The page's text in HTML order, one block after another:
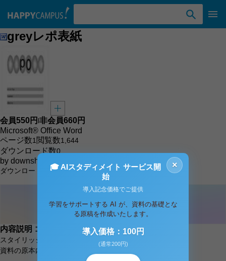
greyレポ表紙
会員550円 l非会員660円
Microsoft® Office Word
ページ数1 閲覧数1,644
ダウンロード数0
by downshop
ダウンロード カート
内容説明 コメント（0件）
スタイリッシュなモノトーンの表紙です。
資料の原本内容
×
🎓 AIスタディメイト サービス開
始
導入記念価格でご提供
学習をサポートする AI が、資料の基礎とな
る原稿を作成いたします。
導入価格：100円
(通常200円)